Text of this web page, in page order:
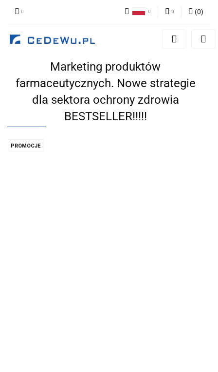
Zaloguj się
Dodaj zgłoszenie
Zgody cookies
(0)
Marketing produktów
farmaceutycznych. Nowe strategie
dla sektora ochrony zdrowia
BESTSELLER!!!!!
PROMOCJE